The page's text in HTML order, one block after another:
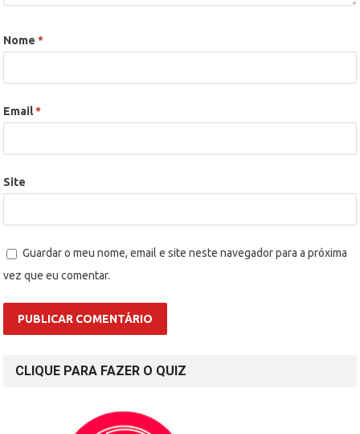
Nome*
Email*
Site
Guardar o meu nome, email e site neste navegador para a próxima
vez que eu comentar.
CLIQUE PARA FAZER O QUIZ